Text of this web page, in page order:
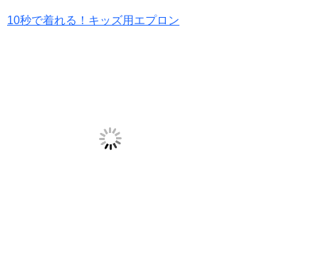
10秒で着れる！キッズ用エプロン